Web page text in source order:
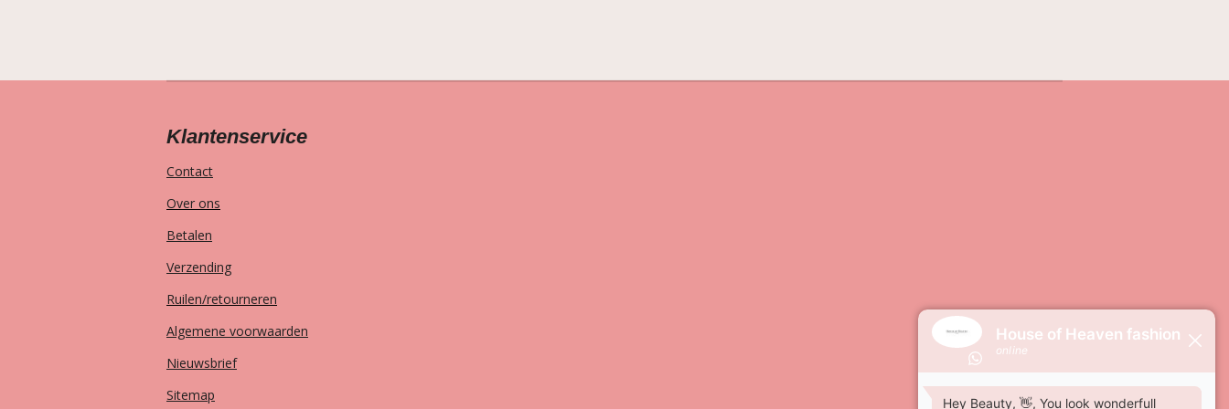
Klantenservice
Contact
Over ons
Betalen
Verzending
Ruilen/retourneren
Algemene voorwaarden
Nieuwsbrief
Sitemap